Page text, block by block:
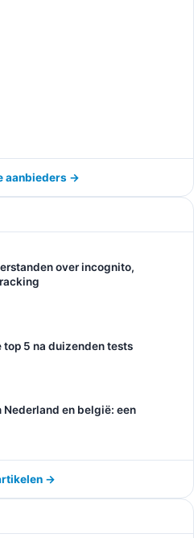
aanbieders →
over incognito,
top 5 na duizenden tests
Nederland en belgië: een
→